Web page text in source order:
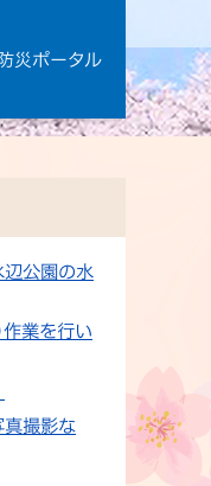
防災ポータル
公園の水
業を行い
真撮影な